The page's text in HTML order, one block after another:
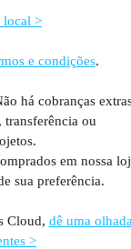
local >
e condições.
há cobranças
ou
em nossa
sua preferência.
Cloud, dê uma
>